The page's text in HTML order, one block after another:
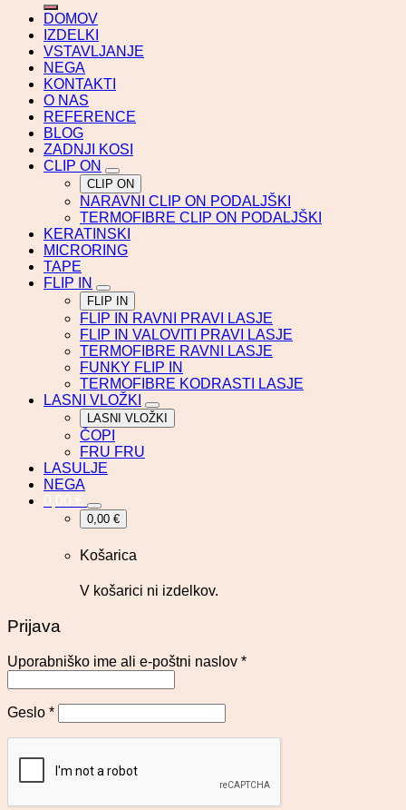
DOMOV
IZDELKI
VSTAVLJANJE
NEGA
KONTAKTI
O NAS
REFERENCE
BLOG
ZADNJI KOSI
CLIP ON
CLIP ON
NARAVNI CLIP ON PODALJŠKI
TERMOFIBRE CLIP ON PODALJŠKI
KERATINSKI
MICRORING
TAPE
FLIP IN
FLIP IN
FLIP IN RAVNI PRAVI LASJE
FLIP IN VALOVITI PRAVI LASJE
TERMOFIBRE RAVNI LASJE
FUNKY FLIP IN
TERMOFIBRE KODRASTI LASJE
LASNI VLOŽKI
LASNI VLOŽKI
ČOPI
FRU FRU
LASULJE
NEGA
0,00 €
0,00 €
Košarica
V košarici ni izdelkov.
Prijava
Uporabniško ime ali e-poštni naslov *
Geslo *